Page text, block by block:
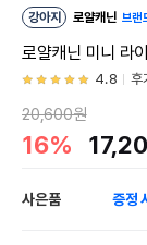
강아지 로얄캐닌 브랜
로얄캐닌 미니 라
4.8 후
20,600원
16%
사은품 증정